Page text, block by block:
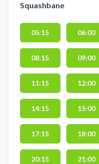
Squashbane
05:15 06:00
08:15 09:00
11:15 12:00
14:15 15:00
17:15 18:00
20:15 21:00